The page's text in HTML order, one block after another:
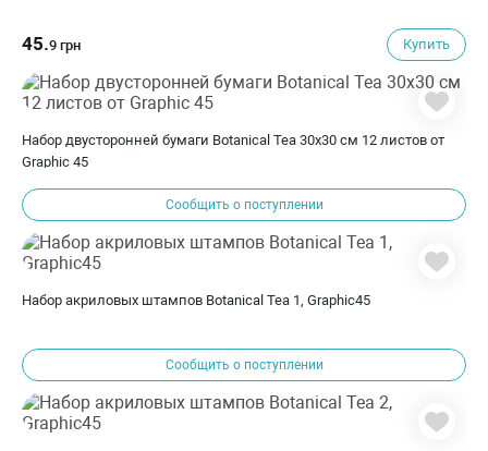
45.9 грн Купить
Набор двусторонней бумаги Botanical Tea 30х30 см 12 листов от
Graphic 45
Сообщить о поступлении
Набор акриловых штампов Botanical Tea 1, Graphic45
Сообщить о поступлении